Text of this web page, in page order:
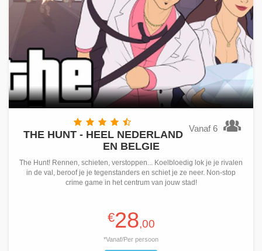
Vanaf 6
THE HUNT - HEEL NEDERLAND
EN BELGIE
The Hunt! Rennen, schieten, verstoppen... Koelbloedig lok je je rivalen
in de val, beroof je je tegenstanders en schiet je ze neer. Non-stop
crime game in het centrum van jouw stad!
€28,00
*Vanaf/Per persoon